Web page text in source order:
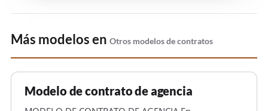
Más modelos en Otros modelos de contratos
Modelo de contrato de agencia